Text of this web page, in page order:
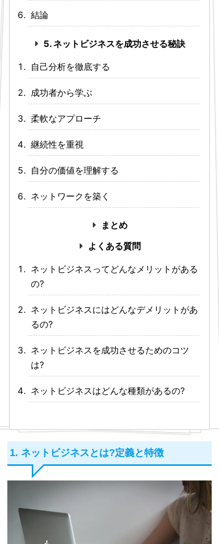
結論
5. ネットビジネスを成功させる秘訣
自己分析を徹底する
成功者から学ぶ
柔軟なアプローチ
継続性を重視
自分の価値を理解する
ネットワークを築く
まとめ
よくある質問
ネットビジネスってどんなメリットがある
の?
ネットビジネスにはどんなデメリットがあ
るの?
ネットビジネスを成功させるためのコツ
は?
ネットビジネスはどんな種類があるの?
1. ネットビジネスとは?定義と特徴